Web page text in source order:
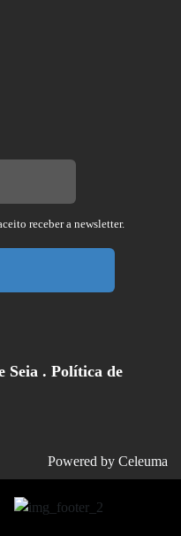
receber a newsletter.
Seia . Política de
Powered by Celeuma